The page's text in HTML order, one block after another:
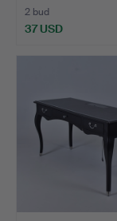
2 bud
37 USD